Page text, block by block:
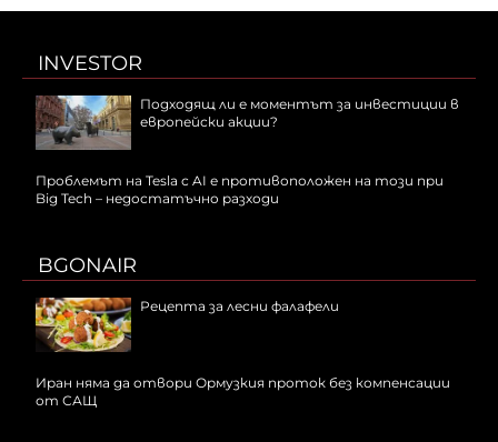
INVESTOR
Подходящ ли е моментът за инвестиции в
европейски акции?
Проблемът на Tesla с AI е противоположен на този при
Big Tech – недостатъчно разходи
BGONAIR
Рецепта за лесни фалафели
Иран няма да отвори Ормузкия проток без компенсации
от САЩ